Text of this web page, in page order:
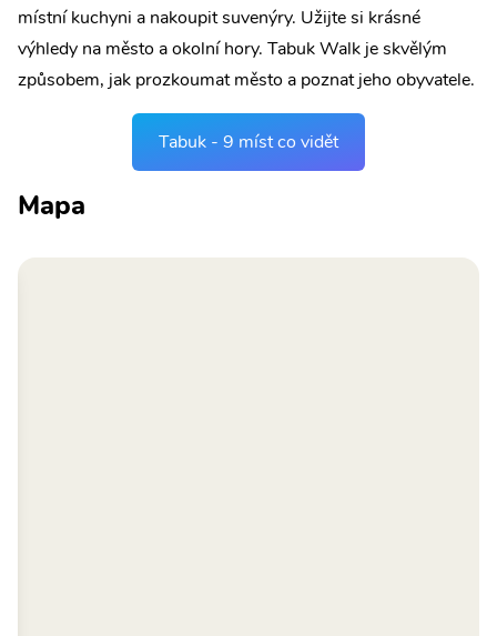
místní kuchyni a nakoupit suvenýry. Užijte si krásné
výhledy na město a okolní hory. Tabuk Walk je skvělým
způsobem, jak prozkoumat město a poznat jeho obyvatele.
Tabuk - 9 míst co vidět
Mapa